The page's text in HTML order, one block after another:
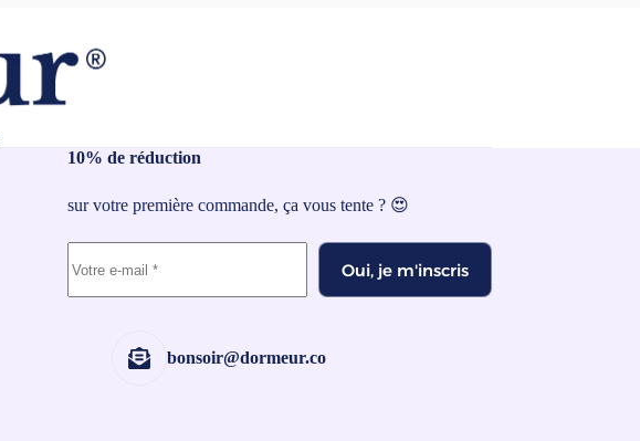
10% de réduction
sur votre première commande, ça vous tente ? 😍
Oui, je m'inscris
bonsoir@dormeur.co